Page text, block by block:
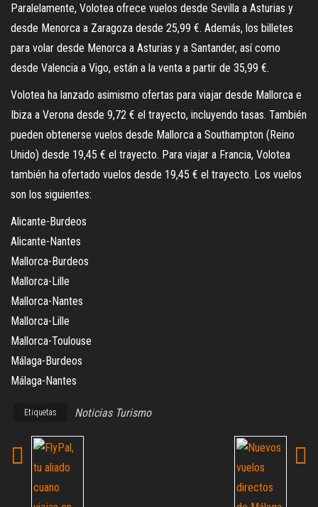
Paralelamente, Volotea ofrece vuelos desde Sevilla a Asturias y
desde Menorca a Zaragoza desde 25,99 €. Además, los billetes
para volar desde Menorca a Asturias y a Santander, así como
desde Valencia a Vigo, están a la venta a partir de 35,99 €.
Volotea ha lanzado asimismo ofertas para viajar desde Mallorca e
Ibiza a Verona desde 9,72 € el trayecto, incluyendo tasas. También
pueden obtenerse vuelos desde Mallorca a Southampton (Reino
Unido) desde 19,45 € el trayecto. Para viajar a Francia, Volotea
también ha ofertado vuelos desde 19,45 € el trayecto. Los vuelos
son los siguientes:
Alicante-Burdeos
Alicante-Nantes
Mallorca-Burdeos
Mallorca-Lille
Mallorca-Nantes
Mallorca-Lille
Mallorca-Toulouse
Málaga-Burdeos
Málaga-Nantes
Etiquetas Noticias Turismo